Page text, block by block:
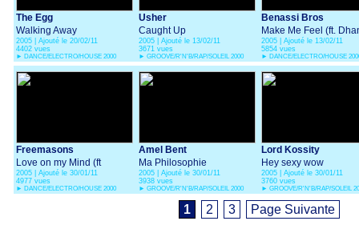
The Egg
Walking Away
2005 | Ajouté le 20/02/11
4402 vues
► DANCE/ELECTRO/HOUSE 2000
Usher
Caught Up
2005 | Ajouté le 13/02/11
3671 vues
► GROOVE/R'N'B/RAP/SOLEIL 2000
Benassi Bros
Make Me Feel (ft.
2005 | Ajouté le 13/02/11
5854 vues
► DANCE/ELECTRO/HOUSE
Freemasons
Love on my Mind (ft
Amanda Wilson)
2005 | Ajouté le 30/01/11
4977 vues
► DANCE/ELECTRO/HOUSE 2000
Amel Bent
Ma Philosophie
2005 | Ajouté le 30/01/11
3938 vues
► GROOVE/R'N'B/RAP/SOLEIL 2000
Lord Kossity
Hey sexy wow
2005 | Ajouté le 30/01/11
3760 vues
► GROOVE/R'N'B/RAP/SOLEIL
1 2 3 Page Suivante